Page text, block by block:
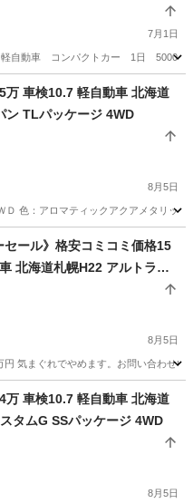
7月1日
クトカー 1日 5000円〜 ワン
他 レンタカー
万 車検10.7 軽自動車 北海道
ン TLパッケージ 4WD
8月5日
Ｄ 色：アロマティックアクアメタリッ
トラパン 預かり金
セール》格安コミコミ価格15
北海道札幌H22 アルトラパ
8月5日
気まぐれでやめます。お問い合わせ
トラパン 預かり金
万 車検10.7 軽自動車 北海道
タムG SSパッケージ 4WD
8月5日